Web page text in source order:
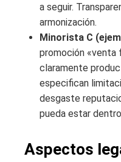
a seguir.
armonización.
Minorista C
promoción «venta
claramente
especifican
desgaste
pueda estar
Aspectos